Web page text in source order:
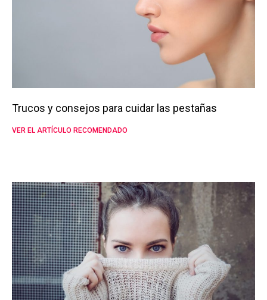
Trucos y consejos para cuidar las pestañas
VER EL ARTÍCULO RECOMENDADO